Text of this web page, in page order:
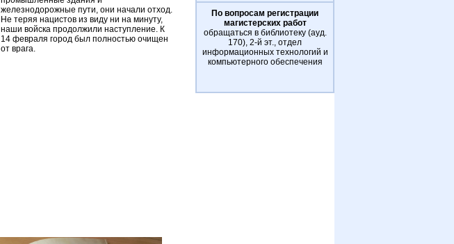
железнодорожные пути, они начали отход.
Не теряя нацистов из виду ни на минуту,
наши войска продолжили наступление. К
14 февраля город был полностью очищен
от врага.
По вопросам регистрации
магистерских работ
обращаться в библиотеку (ауд.
170), 2-й эт., отдел
информационных технологий и
компьютерного обеспечения